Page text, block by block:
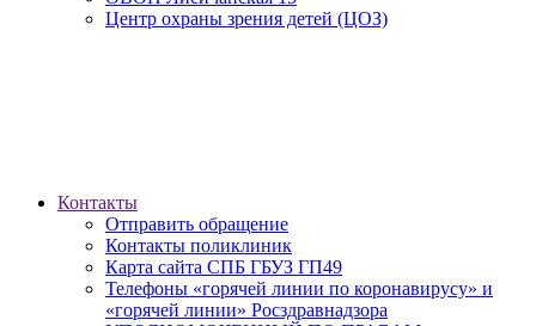
Центр охраны зрения детей (ЦОЗ)
Контакты
Отправить обращение
Контакты поликлиник
Карта сайта СПБ ГБУЗ ГП49
Телефоны «горячей линии по коронавирусу» и
«горячей линии» Росздравнадзора